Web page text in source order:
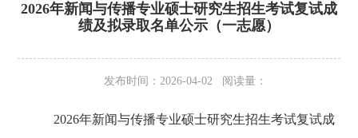
2026年新闻与传播专业硕士研究生招生考试复试成
绩及拟录取名单公示（一志愿）
发布时间：2026-04-02 阅读量：
2026年新闻与传播专业硕士研究生招生考试复试成